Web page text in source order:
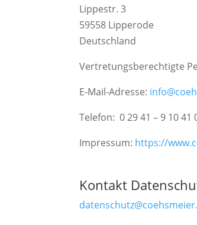
Lippestr. 3
59558 Lipperode
Deutschland
Vertretungsberechtigte
E-Mail-Adresse:
Telefon: 0 29 41 – 9 10 41
Impressum: https://
Kontakt